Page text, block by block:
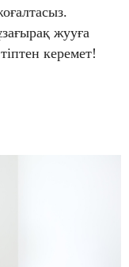
жууға
керемет!